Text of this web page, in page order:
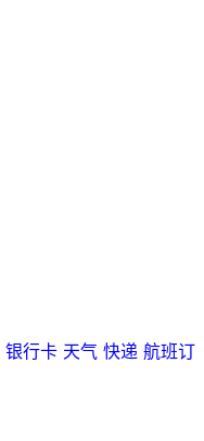
银行卡 天气 快递 航班订